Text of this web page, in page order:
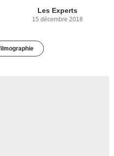
Les Experts
15 décembre 2018